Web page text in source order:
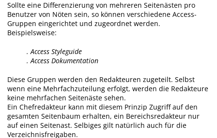
Sollte eine Differenzierung von mehreren Seitenästen pro
Benutzer von Nöten sein, so können verschiedene Access-
Gruppen eingerichtet und zugeordnet werden.
Beispielsweise:
. Access Styleguide
. Access Dokumentation
Diese Gruppen werden den Redakteuren zugeteilt. Selbst
wenn eine Mehrfachzuteilung erfolgt, werden die Redakteure
keine mehrfachen Seitenäste sehen.
Ein Chefredakteur kann mit diesem Prinzip Zugriff auf den
gesamten Seitenbaum erhalten, ein Bereichsredakteur nur
auf einen Seitenast. Selbiges gilt natürlich auch für die
Verzeichnisfreigaben.